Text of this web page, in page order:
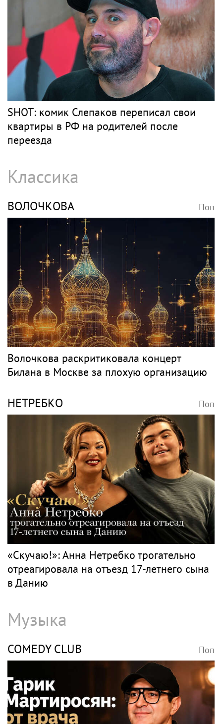
МОРГЕНШТЕРН Поп
удивил публику новым образом и
Барды
СЛЕПАКОВ Поп
SHOT: комик Слепаков переписал свои
квартиры в РФ на родителей после
Классика
ВОЛОЧКОВА Поп
Волочкова раскритиковала концерт
Билана в Москве за плохую организацию
НЕТРЕБКО Поп